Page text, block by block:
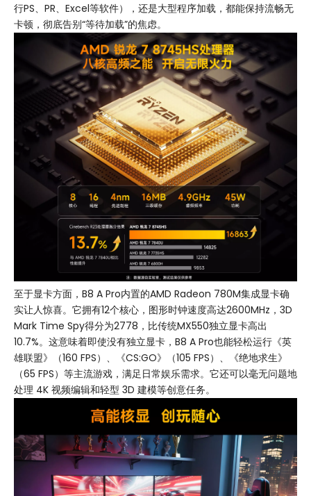
行PS、PR、Excel等软件），还是大型程序加载，都能保持流畅无
卡顿，彻底告别“等待加载”的焦虑。
至于显卡方面，B8 A Pro内置的AMD Radeon 780M集成显卡确
实让人惊喜。它拥有12个核心，图形时钟速度高达2600MHz，3D
Mark Time Spy得分为2778，比传统MX550独立显卡高出
10.7%。这意味着即使没有独立显卡，B8 A Pro也能轻松运行《英
雄联盟》（160 FPS）、《CS:GO》（105 FPS）、《绝地求生》
（65 FPS）等主流游戏，满足日常娱乐需求。它还可以毫无问题地
处理 4K 视频编辑和轻型 3D 建模等创意任务。